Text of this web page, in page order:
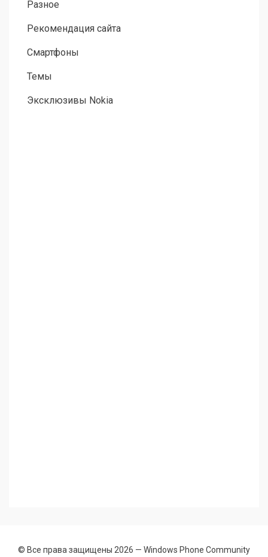
Разное
Рекомендация сайта
Смартфоны
Темы
Эксклюзивы Nokia
© Все права защищены 2026 — Windows Phone Community